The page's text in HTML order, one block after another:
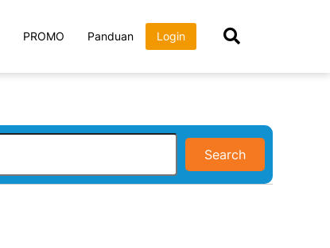
PROMO Panduan Login
Search